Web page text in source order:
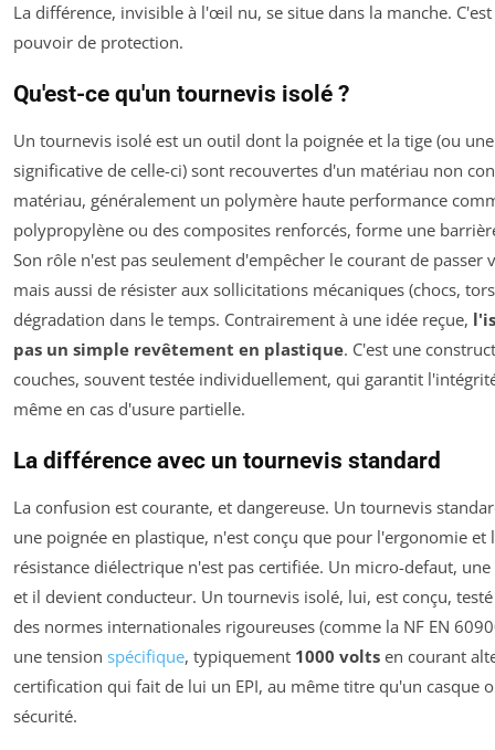
La différence, invisible à l'œil nu, se situe dans la manche.
pouvoir de protection.
Qu'est-ce qu'un tournevis isolé ?
Un tournevis isolé est un outil dont la poignée et la tige (ou
significative de celle-ci) sont recouvertes d'un matériau non
matériau, généralement un polymère haute performance
polypropylène ou des composites renforcés, forme une
Son rôle n'est pas seulement d'empêcher le courant de passer
mais aussi de résister aux sollicitations mécaniques (chocs,
dégradation dans le temps. Contrairement à une idée reçue,
pas un simple revêtement en plastique. C'est une
couches, souvent testée individuellement, qui garantit
même en cas d'usure partielle.
La différence avec un tournevis standard
La confusion est courante, et dangereuse. Un tournevis
une poignée en plastique, n'est conçu que pour l'ergonomie et
résistance diélectrique n'est pas certifiée. Un micro-defaut,
et il devient conducteur. Un tournevis isolé, lui, est conçu,
des normes internationales rigoureuses (comme la NF EN
une tension spécifique, typiquement 1000 volts en courant
certification qui fait de lui un EPI, au même titre qu'un casque
sécurité.